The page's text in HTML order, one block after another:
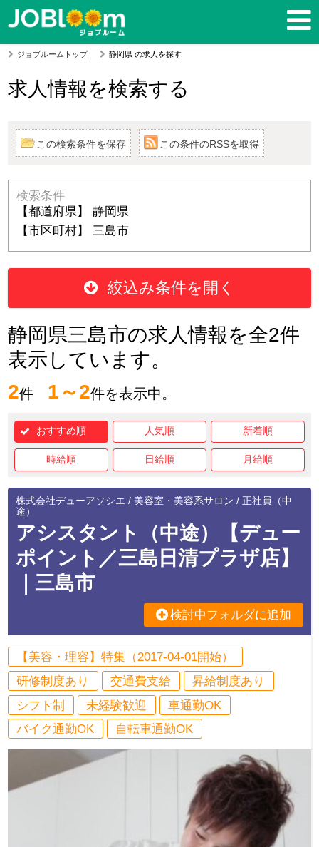
ジョブルームトップ 静岡県 の求人を探す
求人情報を検索する
この検索条件を保存 この条件のRSSを取得
検索条件
【都道府県】 静岡県
【市区町村】 三島市
絞込み条件を開く
静岡県三島市の求人情報を全2件
表示しています。
2件 1～2件を表示中。
おすすめ順 人気順 新着順
時給順 日給順 月給順
株式会社デューアソシエ / 美容室・美容系サロン / 正社員（中
途）
アシスタント（中途）【デュー
ポイント／三島日清プラザ店】
｜三島市
検討中フォルダに追加
【美容・理容】特集（2017-04-01開始）
研修制度あり
交通費支給
昇給制度あり
シフト制
未経験歓迎
車通勤OK
バイク通勤OK
自転車通勤OK